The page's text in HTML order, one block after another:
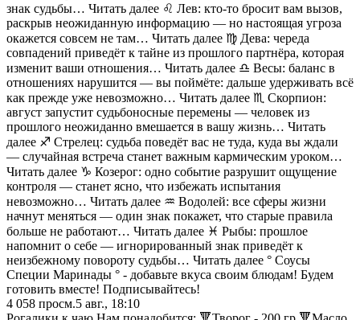
знак судьбы… Читать далее ♌️ Лев: кто-то бросит вам вызов,
раскрыв неожиданную информацию — но настоящая угроза
окажется совсем не там… Читать далее ♍️ Дева: череда
совпадений приведёт к тайне из прошлого партнёра, которая
изменит ваши отношения… Читать далее ♎️ Весы: баланс в
отношениях нарушится — вы поймёте: дальше удерживать всё
как прежде уже невозможно… Читать далее ♏️ Скорпион:
август запустит судьбоносные перемены — человек из
прошлого неожиданно вмешается в вашу жизнь… Читать
далее ♐️ Стрелец: судьба поведёт вас не туда, куда вы ждали
— случайная встреча станет важным кармическим уроком…
Читать далее ♑️ Козерог: одно событие разрушит ощущение
контроля — станет ясно, что избежать испытания
невозможно… Читать далее ♒️ Водолей: все сферы жизни
начнут меняться — один знак покажет, что старые правила
больше не работают… Читать далее ♓️ Рыбы: прошлое
напомнит о себе — игнорированный знак приведёт к
неизбежному повороту судьбы… Читать далее ° Соусы
Специи Маринады ° - добавьте вкуса своим блюдам! Будем
готовить вместе! Подписывайтесь!
4 058 просм.5 авг., 18:10